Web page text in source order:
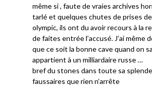
même si , faute de vraies archives
tarlé et quelques chutes de prises
olympic, ils ont du avoir recours à la
de faites entrée l’accusé. J’ai même
que ce soit la bonne cave quand on
appartient à un milliardaire russe …
bref du stones dans toute sa
faussaires que rien n’arrête